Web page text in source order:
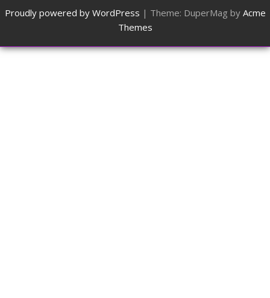
Proudly powered by WordPress | Theme: DuperMag by Acme
Themes